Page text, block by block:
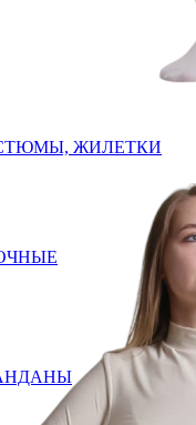
ЖИЛЕТКИ